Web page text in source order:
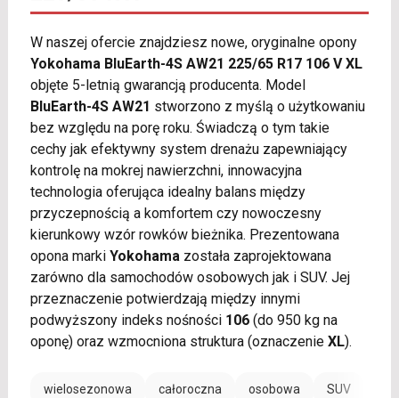
W naszej ofercie znajdziesz nowe, oryginalne opony
Yokohama BluEarth-4S AW21 225/65 R17 106 V XL
objęte 5-letnią gwarancją producenta. Model
BluEarth-4S AW21 stworzono z myślą o użytkowaniu
bez względu na porę roku. Świadczą o tym takie
cechy jak efektywny system drenażu zapewniający
kontrolę na mokrej nawierzchni, innowacyjna
technologia oferująca idealny balans między
przyczepnością a komfortem czy nowoczesny
kierunkowy wzór rowków bieżnika. Prezentowana
opona marki Yokohamazostała zaprojektowana
zarówno dla samochodów osobowych jak i SUV. Jej
przeznaczenie potwierdzają między innymi
podwyższony indeks nośności 106(do 950 kg na
oponę) oraz wzmocniona struktura (oznaczenie XL).
wielosezonowa całoroczna osobowa SUV